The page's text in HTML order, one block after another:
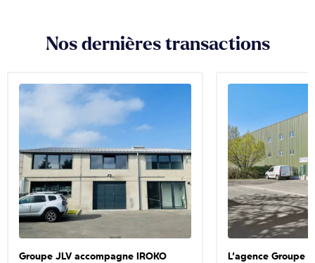
Nos dernières transactions
Groupe JLV accompagne IROKO
L’agence Groupe